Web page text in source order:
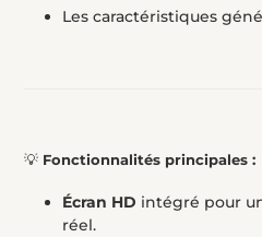
Les caractéristiques
💡 Fonctionnalités principales :
Écran HD intégré pour
réel.